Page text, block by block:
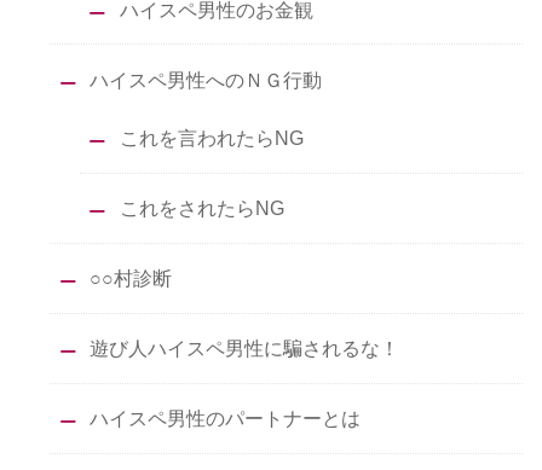
ハイスペ男性のお金観
ハイスペ男性へのＮＧ行動
これを言われたらNG
これをされたらNG
○○村診断
遊び人ハイスペ男性に騙されるな！
ハイスペ男性のパートナーとは